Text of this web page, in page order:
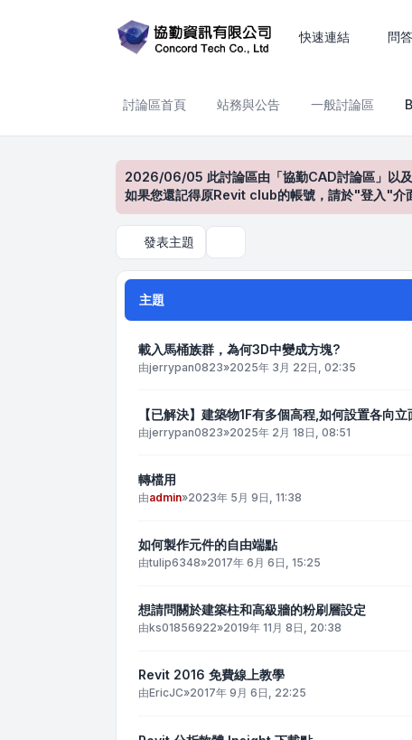
快速連結 問
討論區首頁 站務與公告 一般討論區
2026/06/05 此討論區由「協勤CAD討論區」以
如果您還記得原Revit club的帳號，請於"登入"介
發表主題
主題
載入馬桶族群，為何3D中變成方塊?
由jerrypan0823»2025年 3月 22日, 02:35
【已解決】建築物1F有多個高程,如何設置各向
由jerrypan0823»2025年 2月 18日, 08:51
轉檔用
由admin»2023年 5月 9日, 11:38
如何製作元件的自由端點
由tulip6348»2017年 6月 6日, 15:25
想請問關於建築柱和高級牆的粉刷層設定
由ks01856922»2019年 11月 8日, 20:38
Revit 2016 免費線上教學
由EricJC»2017年 9月 6日, 22:25